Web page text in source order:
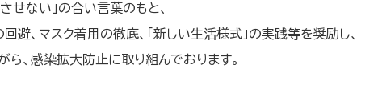
せない」の合い言葉のもと、
避、マスク着用の徹底、「新しい生活様式」の実践等を奨励し、
、感染拡大防止に取り組んでおります。